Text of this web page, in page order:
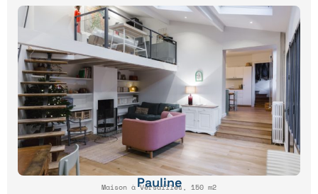
Pauline
Maison à Versailles, 150 m2